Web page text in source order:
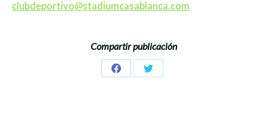
clubdeportivo@stadiumcasablanca.com
Compartir publicación
Share
Share